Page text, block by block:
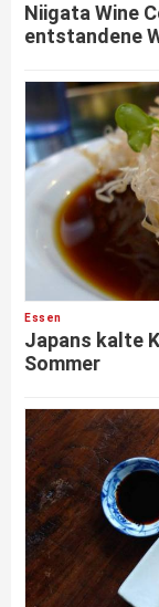
Niigata Wine
entstandene
Essen
Japans kalte
Sommer